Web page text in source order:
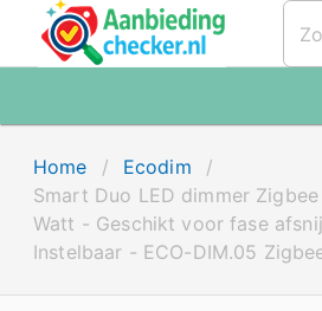
Home / Ecodim
/
Smart Duo LED dimmer
Watt - Geschikt voor fase
Instelbaar - ECO-DIM.05